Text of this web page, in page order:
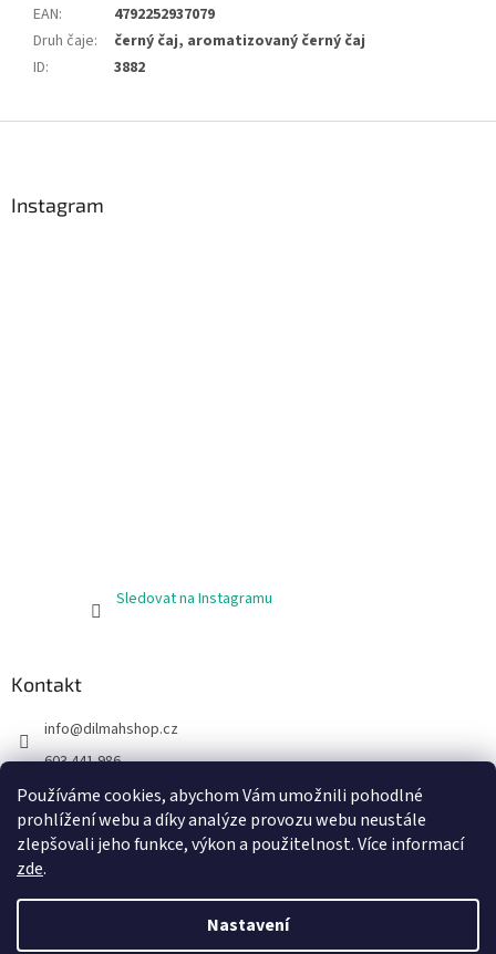
Používáme cookies, abychom Vám umožnili pohodlné
prohlížení webu a díky analýze provozu webu neustále
zlepšovali jeho funkce, výkon a použitelnost. Více informací
zde.
Nastavení
EAN:
4792252937079
Druh čaje:
černý čaj, aromatizovaný černý čaj
ID: 3882
Instagram
Sledovat na Instagramu
Kontakt
info@dilmahshop.cz
603 441 986
603 890 398
https://www.facebook.com/cejlonskycaj
Vytvořil Shoptet